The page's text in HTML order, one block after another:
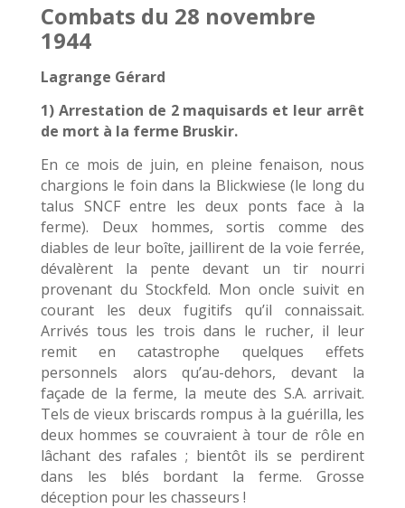
Combats du 28 novembre
1944
Lagrange Gérard
1) Arrestation de 2 maquisards et leur arrêt
de mort à la ferme Bruskir.
En ce mois de juin, en pleine fenaison, nous
chargions le foin dans la Blickwiese (le long du
talus SNCF entre les deux ponts face à la
ferme). Deux hommes, sortis comme des
diables de leur boîte, jaillirent de la voie ferrée,
dévalèrent la pente devant un tir nourri
provenant du Stockfeld. Mon oncle suivit en
courant les deux fugitifs qu’il connaissait.
Arrivés tous les trois dans le rucher, il leur
remit en catastrophe quelques effets
personnels alors qu’au-dehors, devant la
façade de la ferme, la meute des S.A. arrivait.
Tels de vieux briscards rompus à la guérilla, les
deux hommes se couvraient à tour de rôle en
lâchant des rafales ; bientôt ils se perdirent
dans les blés bordant la ferme. Grosse
déception pour les chasseurs !